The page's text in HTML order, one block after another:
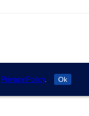
Privacy Policy. Ok